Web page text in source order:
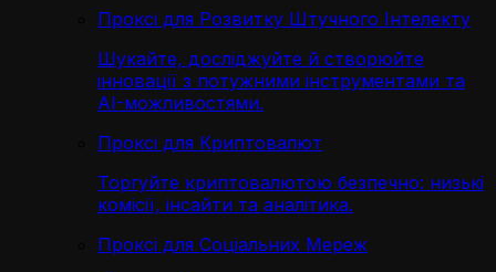
Проксі для Розвитку Штучного Інтелекту
Шукайте, досліджуйте й створюйте
інновації з потужними інструментами та
AI-можливостями.
Проксі для Криптовалют
Торгуйте криптовалютою безпечно: низькі
комісії, інсайти та аналітика.
Проксі для Соціальних Мереж